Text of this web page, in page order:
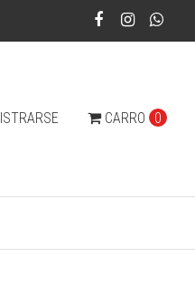
CARRO 0